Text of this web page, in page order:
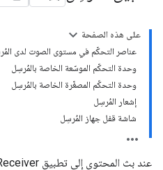
على هذه الصفحة
عناصر التحكّم في مستوى الصوت لدى
وحدة التحكّم الموسّعة الخاصة بالمُرسِل
وحدة التحكّم المصغّرة الخاصة بالمُرسِل
إشعار المُرسِل
شاشة قفل جهاز المُرسِل